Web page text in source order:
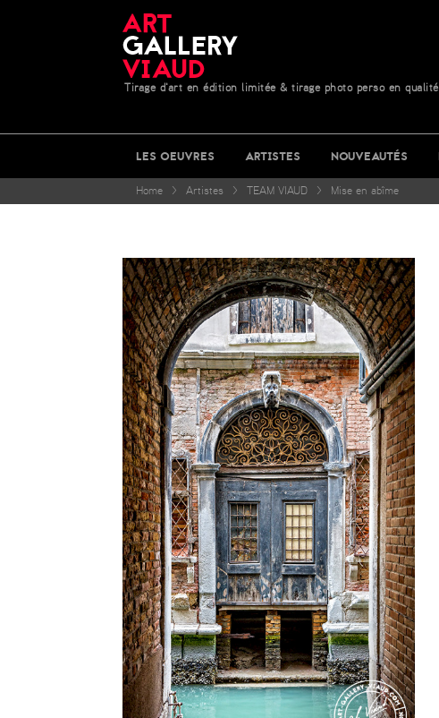
Tirage d'art en édition limitée & tirage photo perso en
LES OEUVRES ARTISTES NOUVEAUTÉS
Home > Artistes > TEAM VIAUD > Mise en abîme